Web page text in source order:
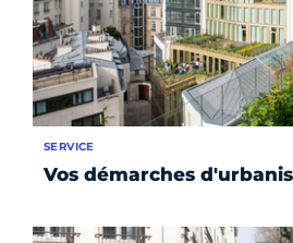
Vos démarches
SERVICE